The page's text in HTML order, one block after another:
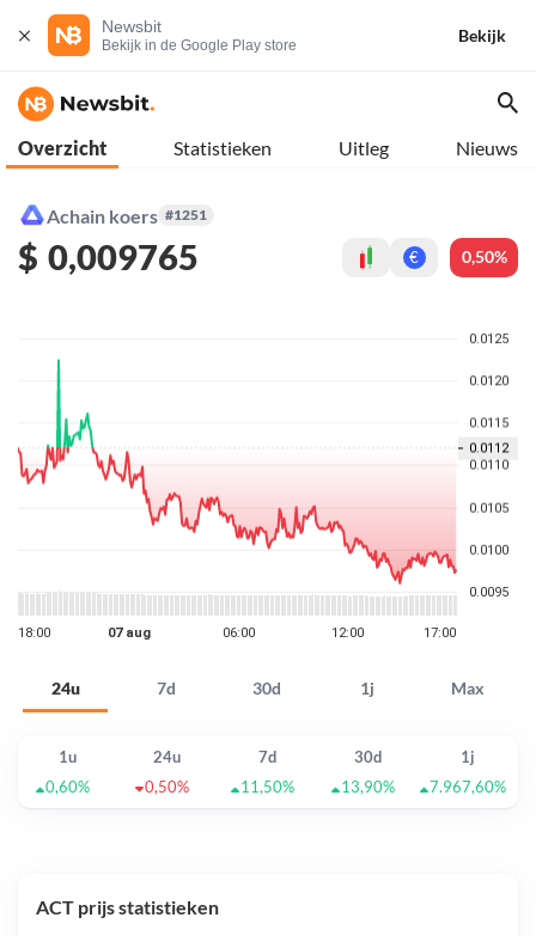
Newsbit
Bekijk in de Google Play store
Bekijk
Overzicht Statistieken Uitleg Nieuws
Achain koers #1251
$ 0,009765 € 0,50%
24u 7d 30d 1j Max
1u 24u 7d 30d
1j
0,60%
0,50% 11,50% 13,90% 7.967,60%
ACT prijs statistieken